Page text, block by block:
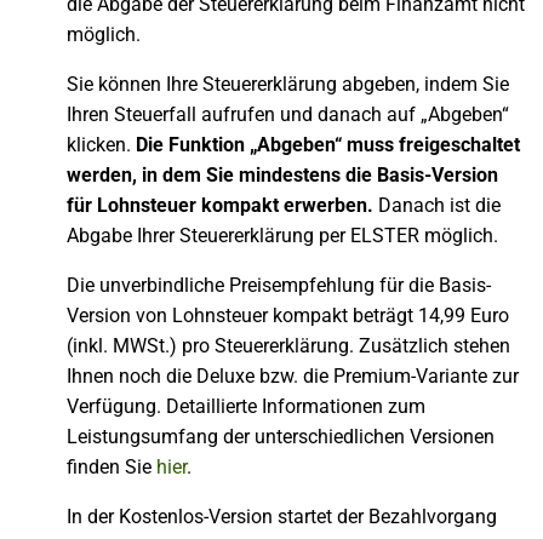
möglich.
Sie können Ihre Steuererklärung abgeben, indem Sie
Ihren Steuerfall aufrufen und danach auf „Abgeben“
klicken. Die Funktion „Abgeben“ muss freigeschaltet
werden, in dem Sie mindestens die Basis-Version
für Lohnsteuer kompakt erwerben. Danach ist die
Abgabe Ihrer Steuererklärung per ELSTER möglich.
Die unverbindliche Preisempfehlung für die Basis-
Version von Lohnsteuer kompakt beträgt 14,99 Euro
(inkl. MWSt.) pro Steuererklärung. Zusätzlich stehen
Ihnen noch die Deluxe bzw. die Premium-Variante zur
Verfügung. Detaillierte Informationen zum
Leistungsumfang der unterschiedlichen Versionen
finden Sie hier.
In der Kostenlos-Version startet der Bezahlvorgang